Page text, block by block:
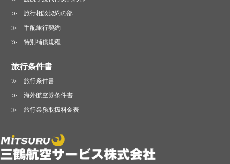
旅行相談契約の部
手配旅行契約
特別補償規程
旅行条件書
旅行条件書
海外航空券条件書
旅行業務取扱料金表